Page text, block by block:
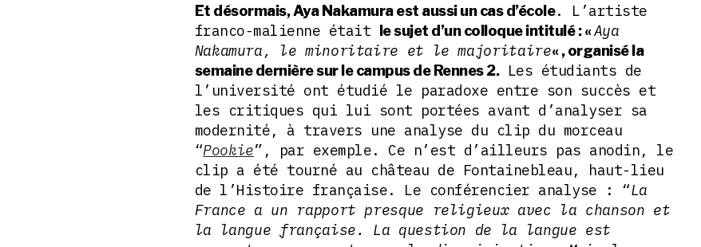
Et désormais, Aya Nakamura est aussi un cas d’école. L’artiste
franco-malienne était le sujet d’un colloque intitulé : «Aya
Nakamura, le minoritaire et le majoritaire« , organisé la
semaine dernière sur le campus de Rennes 2.Les étudiants de
l’université ont étudié le paradoxe entre son succès et
les critiques qui lui sont portées avant d’analyser sa
modernité, à travers une analyse du clip du morceau
“Pookie”, par exemple. Ce n’est d’ailleurs pas anodin, le
clip a été tourné au château de Fontainebleau, haut-lieu
de l’Histoire française. Le conférencier analyse : “La
France a un rapport presque religieux avec la chanson et
la langue française. La question de la langue est